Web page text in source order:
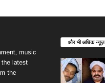
music
latest
the
और भी अधिक न्यूज़